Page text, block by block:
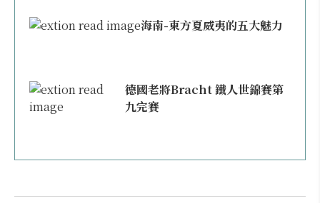
海南-東方夏威夷的五大魅力
德國老將Bracht 鐵人世錦賽第
九完賽